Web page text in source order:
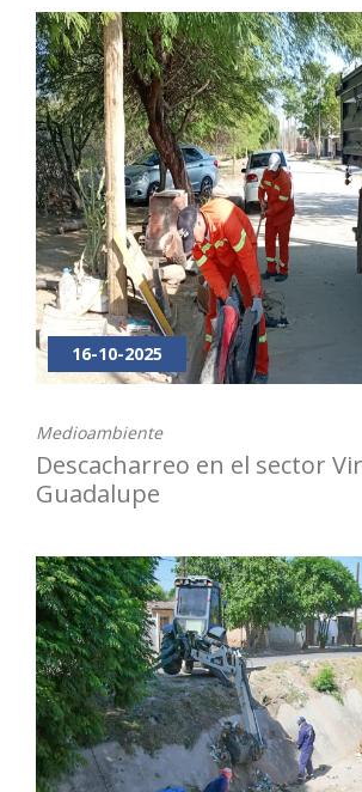
16-10-2025
Medioambiente
Descacharreo en el sector
Guadalupe